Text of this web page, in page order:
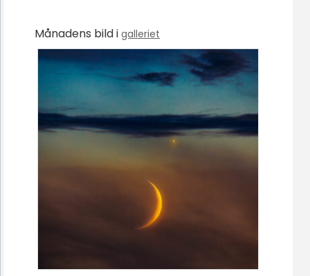
Månadens bild i galleriet